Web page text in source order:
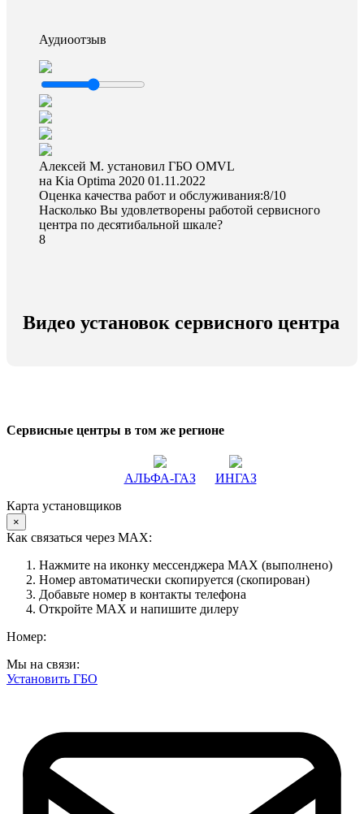
Аудиоотзыв
Алексей М. установил ГБО OMVL
на Kia Optima 2020 01.11.2022
Оценка качества работ и обслуживания:8/10
Насколько Вы удовлетворены работой сервисного
центра по десятибальной шкале?
8
Видео установок сервисного центра
Сервисные центры в том же регионе
АЛЬФА-ГАЗ
ИНГАЗ
Карта установщиков
×
Как связаться через MAX:
Нажмите на иконку мессенджера MAX (выполнено)
Номер автоматически скопируется (скопирован)
Добавьте номер в контакты телефона
Откройте MAX и напишите дилеру
Номер:
Мы на связи:
Установить ГБО